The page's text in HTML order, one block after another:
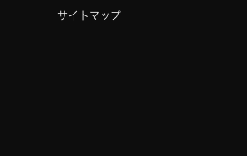
サイトマップ